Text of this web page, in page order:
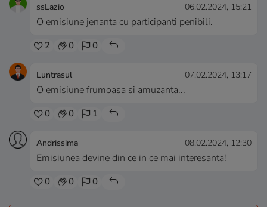
ssLazio 06.02.2024, 15:21
O emisiune jenanta cu participanti penibili.
2 0 0
Luntrasul 07.02.2024, 13:17
O emisiune frumoasa si amuzanta...
0 0 1
Andrissima 08.02.2024, 12:30
Emisiunea devine din ce in ce mai interesanta!
0 0 0